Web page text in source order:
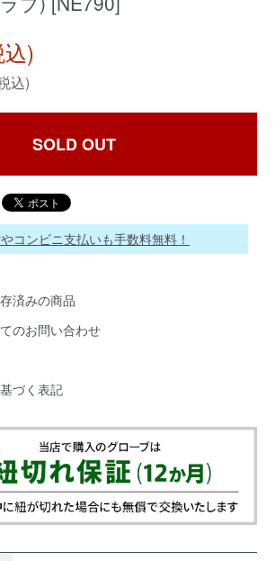
)
込)
SOLD OUT
コンビニ支払いも手数料無料！
済みの商品
のお問い合わせ
づく表記